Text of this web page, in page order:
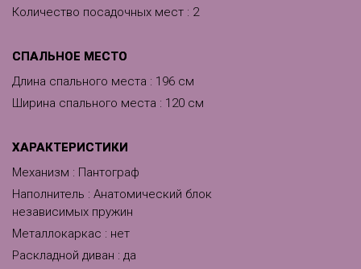
Количество посадочных мест : 2
CПАЛЬНОЕ МЕСТО
Длина спального места : 196 см
Ширина спального места : 120 см
ХАРАКТЕРИСТИКИ
Механизм : Пантограф
Наполнитель : Анатомический блок
независимых пружин
Металлокаркас : нет
Раскладной диван : да